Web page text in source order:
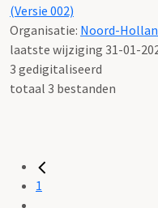
(Versie 002)
Organisatie: Noord-
laatste wijziging 31-01-
3 gedigitaliseerd
totaal 3 bestanden
1